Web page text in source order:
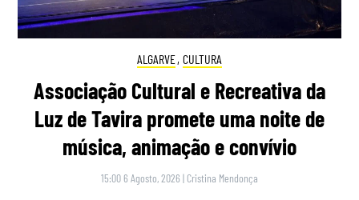
ALGARVE, CULTURA
Associação Cultural e Recreativa da
Luz de Tavira promete uma noite de
música, animação e convívio
15:00 6 Agosto, 2026 | Cristina Mendonça